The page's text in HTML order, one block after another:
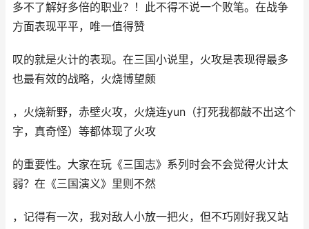
多不了解好多倍的职业？！此不得不说一个败笔。在战争
方面表现平平，唯一值得赞
叹的就是火计的表现。在三国小说里，火攻是表现得最多
也最有效的战略，火烧博望颇
，火烧新野，赤壁火攻，火烧连yun（打死我都敲不出这个
字，真奇怪）等都体现了火攻
的重要性。大家在玩《三国志》系列时会不会觉得火计太
弱？在《三国演义》里则不然
，记得有一次，我对敌人小放一把火，但不巧刚好我又站